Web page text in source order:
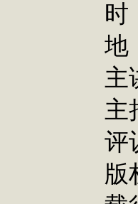
时
地
主
主
评
版